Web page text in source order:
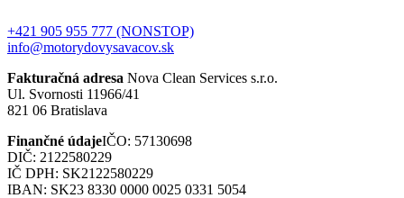
+421 905 955 777 (NONSTOP)
info@motorydovysavacov.sk
Fakturačná adresa Nova Clean Services s.r.o.
Ul. Svornosti 11966/41
821 06 Bratislava
Finančné údajeIČO: 57130698
DIČ: 2122580229
IČ DPH: SK2122580229
IBAN: SK23 8330 0000 0025 0331 5054